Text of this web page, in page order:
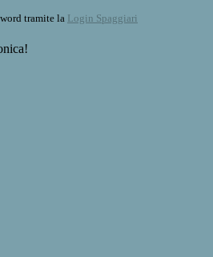
tramite la Login Spaggiari